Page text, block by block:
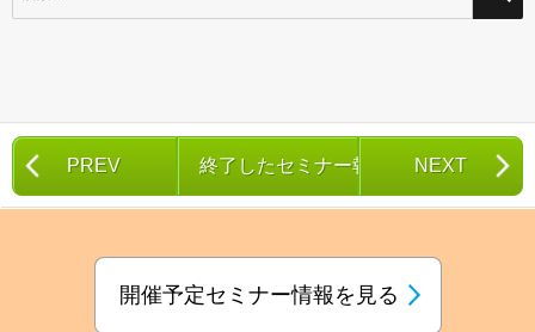
PREV 終了したセミナー報告一覧NEXT
開催予定セミナー情報を見る